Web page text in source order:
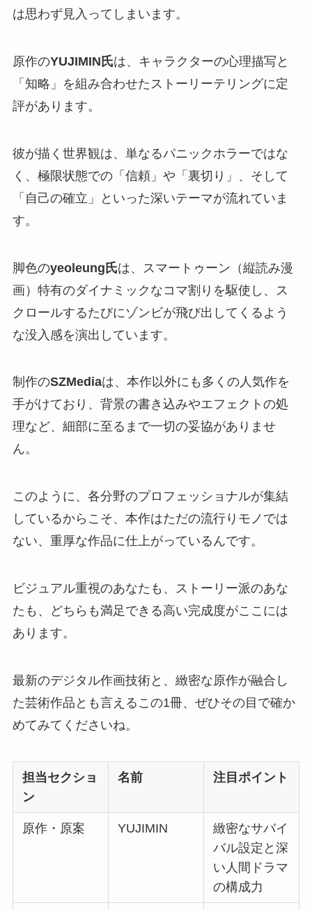
は思わず見入ってしまいます。
原作のYUJIMIN氏は、キャラクターの心理描写と
「知略」を組み合わせたストーリーテリングに定
評があります。
彼が描く世界観は、単なるパニックホラーではな
く、極限状態での「信頼」や「裏切り」、そして
「自己の確立」といった深いテーマが流れていま
す。
脚色のyeoleung氏は、スマートゥーン（縦読み漫
画）特有のダイナミックなコマ割りを駆使し、ス
クロールするたびにゾンビが飛び出してくるよう
な没入感を演出しています。
制作のSZMediaは、本作以外にも多くの人気作を
手がけており、背景の書き込みやエフェクトの処
理など、細部に至るまで一切の妥協がありませ
ん。
このように、各分野のプロフェッショナルが集結
しているからこそ、本作はただの流行りモノでは
ない、重厚な作品に仕上がっているんです。
ビジュアル重視のあなたも、ストーリー派のあな
たも、どちらも満足できる高い完成度がここには
あります。
最新のデジタル作画技術と、緻密な原作が融合し
た芸術作品とも言えるこの1冊、ぜひその目で確か
めてみてくださいね。
担当セクショ
ン
名前 注目ポイント
原作・原案 YUJIMIN
緻密なサバイ
バル設定と深
い人間ドラマ
の構成力